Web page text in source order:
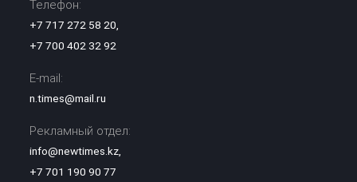
Телефон:
+7 717 272 58 20,
+7 700 402 32 92
E-mail:
n.times@mail.ru
Рекламный отдел:
info@newtimes.kz,
+7 701 190 90 77